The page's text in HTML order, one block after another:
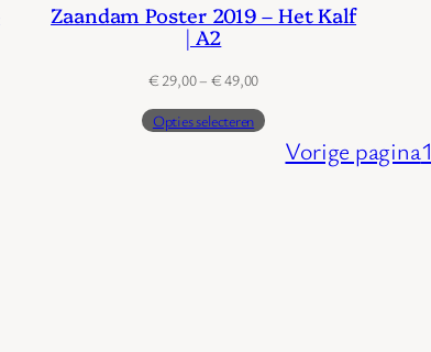
Zaandam Poster 2019 – Het Kalf
| A2
€ 29,00– €49,00Prijsklasse:
tot
€ 49,00
Opties selecteren
Vorige pagina1